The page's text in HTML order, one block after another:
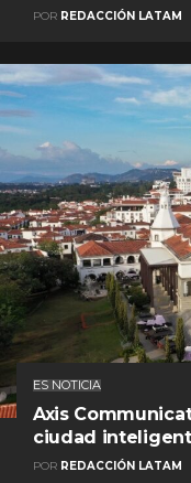
POR REDACCIÓN LATAM
ES NOTICIA
Axis
ciudad
POR REDACCIÓN LATAM